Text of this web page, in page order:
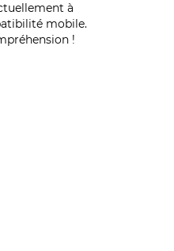
à
mobile.
!